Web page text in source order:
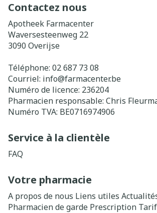
Contactez nous
Apotheek Farmacenter
Waversesteenweg 22
3090 Overijse
Téléphone: 02 687 73 08
Courriel: info@farmacenter.be
Numéro de licence: 236204
Pharmacien responsable: Chris
Numéro TVA: BE0716974906
Service à la clientèle
FAQ
Votre pharmacie
A propos de nous Liens utiles
Pharmacien de garde Prescription